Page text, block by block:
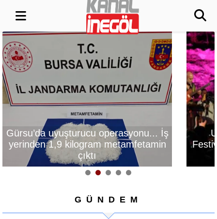
Uluslararası Bursa
Festivali’nde tarih ve müzik
buluştu
Bursa’da
şampiyonluk
GÜNDEM